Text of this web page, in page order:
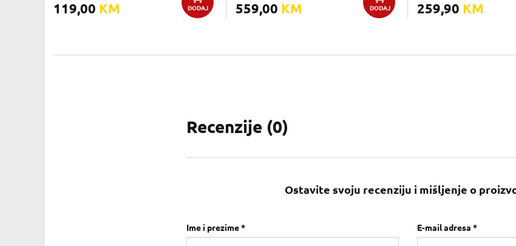
119,00 KM DODAJ 559,00 KM DODAJ 259,90 KM
Recenzije (0)
Ostavite svoju recenziju i mišljenje o
Ime i prezime * E-mail adresa *